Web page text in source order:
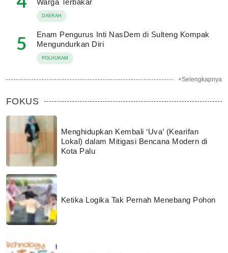
Warga Terbakar
DAERAH
5
Enam Pengurus Inti NasDem di Sulteng Kompak
Mengundurkan Diri
POLHUKAM
+Selengkapnya
FOKUS
Menghidupkan Kembali ‘Uva’ (Kearifan
Lokal) dalam Mitigasi Bencana Modern di
Kota Palu
Ketika Logika Tak Pernah Menebang Pohon